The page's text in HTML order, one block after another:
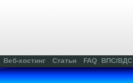
Веб-хостинг Статьи FAQ ВПС/ВДС